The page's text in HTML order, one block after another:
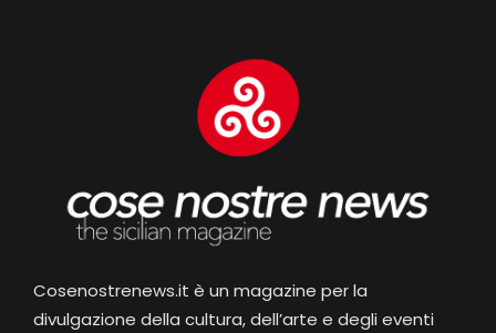
Cosenostrenews.it è un magazine per la
divulgazione della cultura, dell’arte e degli eventi